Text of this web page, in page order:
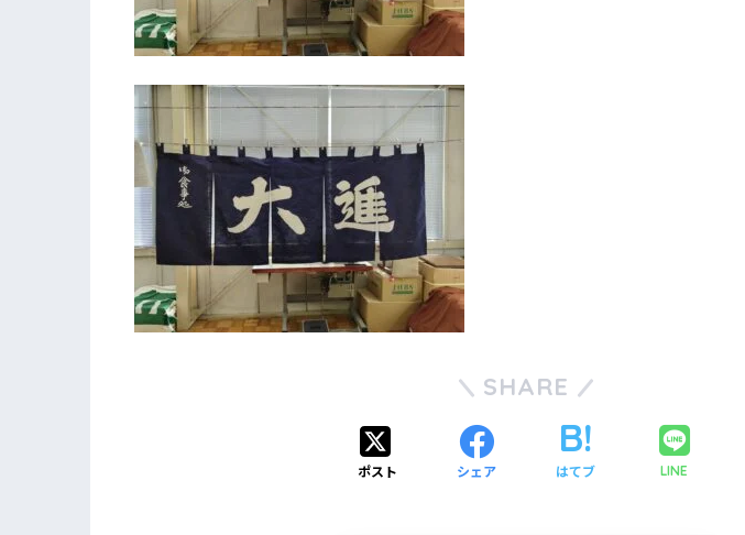
SHARE
ポスト シェア はてブ LINE